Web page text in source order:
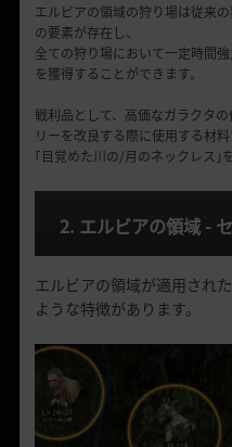
エルビアの領域の狩り場は従来
の要素が存在し、
全ての狩り場において一定時間
を獲得することができます。
戦利品として、高価なガラクタ
リーを改良する際に使用する材
｢目覚めた川の/月のネックレス｣
2. エルビアの領域 -
エルビアの領域が適用され
ような特徴があります。